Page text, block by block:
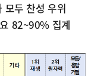
두 찬성 우위
82~90% 집계